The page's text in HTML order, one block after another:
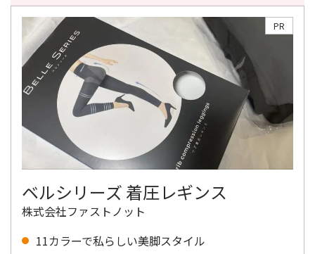
ベルシリーズ 着圧レギンス
株式会社ファストノット
11カラーで私らしい美脚スタイル
PR